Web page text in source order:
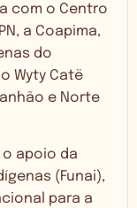
com o Centro
a Coapima,
do
Wyty Catë
e Norte
apoio da
(Funai),
para a